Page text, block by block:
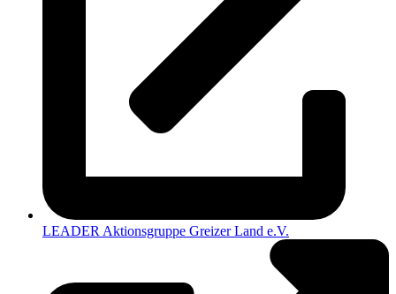
LEADER Aktionsgruppe Greizer Land e.V.